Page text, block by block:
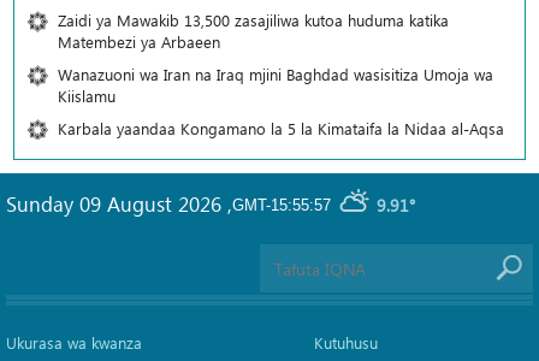
Zaidi ya Mawakib 13,500 zasajiliwa kutoa huduma katika
Matembezi ya Arbaeen
Wanazuoni wa Iran na Iraq mjini Baghdad wasisitiza Umoja wa
Kiislamu
Karbala yaandaa Kongamano la 5 la Kimataifa la Nidaa al-Aqsa
GMT-15:55:57 9.91°
Sunday 09 August 2026 ,
Ukurasa wa kwanza Kutuhusu